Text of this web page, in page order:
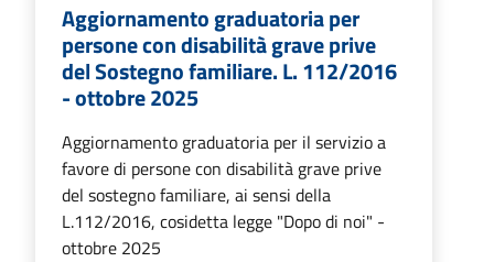
Aggiornamento graduatoria per
persone con disabilità grave prive
del Sostegno familiare. L. 112/2016
- ottobre 2025
Aggiornamento graduatoria per il servizio a
favore di persone con disabilità grave prive
del sostegno familiare, ai sensi della
L.112/2016, cosidetta legge "Dopo di noi" -
ottobre 2025